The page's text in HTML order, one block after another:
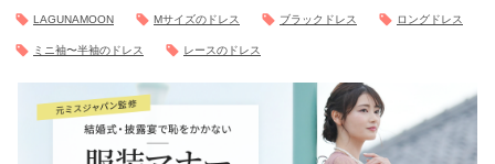
LAGUNAMOON Mサイズのドレス ブラックドレス ロングドレス
ミニ袖〜半袖のドレス レースのドレス